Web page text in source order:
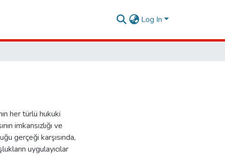
Log In
her türlü hukuki
imkansızlığı ve
gerçeği karşısında,
uygulayıcılar